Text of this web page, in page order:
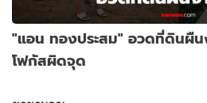
"แอน ทองประสม" อวดที่ดินผื
โฟกัสผิดจุด